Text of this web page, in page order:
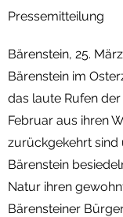
Impressionen
Termine
Newsletter
Pressemitteilung
Bärenstein, 25.
Bärenstein im
das laute Rufen
Februar aus ihren
zurückgekehrt sind
Bärenstein
Natur ihren
Bärensteiner